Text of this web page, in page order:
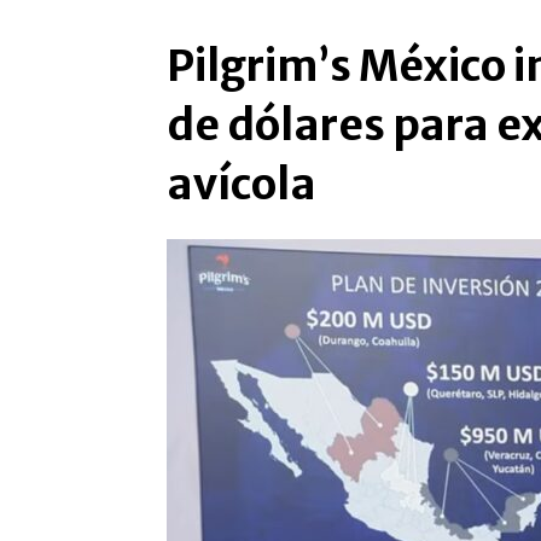
Pilgrim’s México
de dólares para
avícola